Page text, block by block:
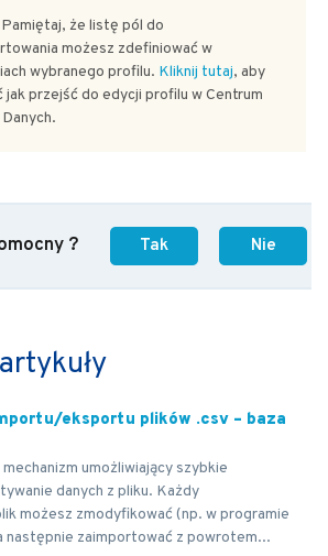
że listę pól do
możesz zdefiniować w
wybranego profilu. Kliknij tutaj, aby
jak przejść do edycji profilu w Centrum
? Tak Nie
eksportu plików .csv – baza
umożliwiający szybkie
danych z pliku. Każdy
możesz zmodyfikować (np. w programie
następnie zaimportować z powrotem...